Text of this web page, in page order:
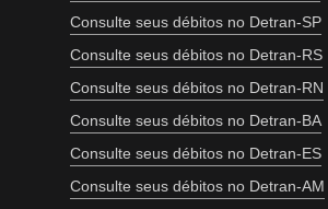
Consulte seus débitos no Detran-SP
Consulte seus débitos no Detran-RS
Consulte seus débitos no Detran-RN
Consulte seus débitos no Detran-BA
Consulte seus débitos no Detran-ES
Consulte seus débitos no Detran-AM